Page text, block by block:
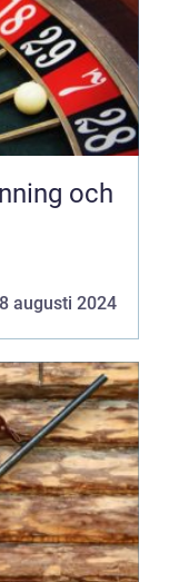
och
augusti 2024